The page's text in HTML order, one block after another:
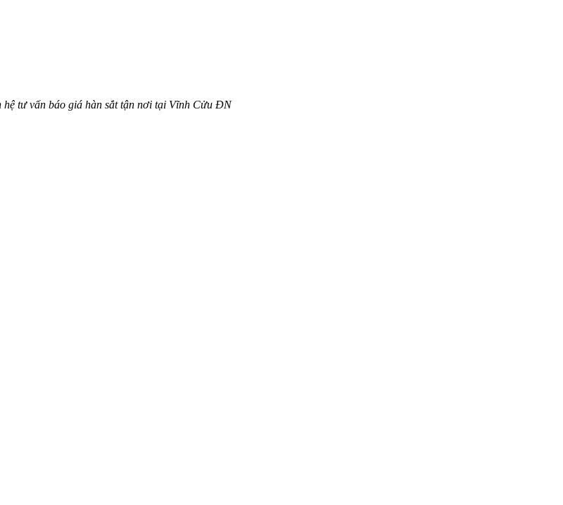
hệ tư vấn báo giá hàn sắt tận nơi tại Vĩnh Cửu ĐN